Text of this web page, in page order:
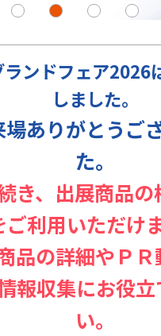
ランドフェア2026
しました。
場ありがとうご
た。
き、出展商品
ご利用いただけま
品の詳細やＰ
報収集にお役立
い。